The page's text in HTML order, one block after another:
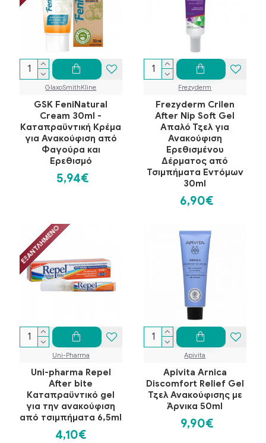
GlaxoSmithKline
GSK FeniNatural
Cream 30ml -
Καταπραϋντική Κρέμα
για Ανακούφιση από
Φαγούρα και
Ερεθισμό
5,94€
Frezyderm
Frezyderm Crilen
After Nip Soft Gel
Απαλό Τζελ για
Ανακούφιση
Ερεθισμένου
Δέρματος από
Τσιμπήματα Εντόμων
30ml
6,90€
ΕΞΑΝΤΛΗΜΈΝΟ
Uni-Pharma
Uni-pharma Repel
After bite
Καταπραϋντικό gel
για την ανακούφιση
από τσιμπήματα 6,5ml
4,10€
Apivita
Apivita Arnica
Discomfort Relief Gel
Τζελ Ανακούφισης με
Άρνικα 50ml
9,90€